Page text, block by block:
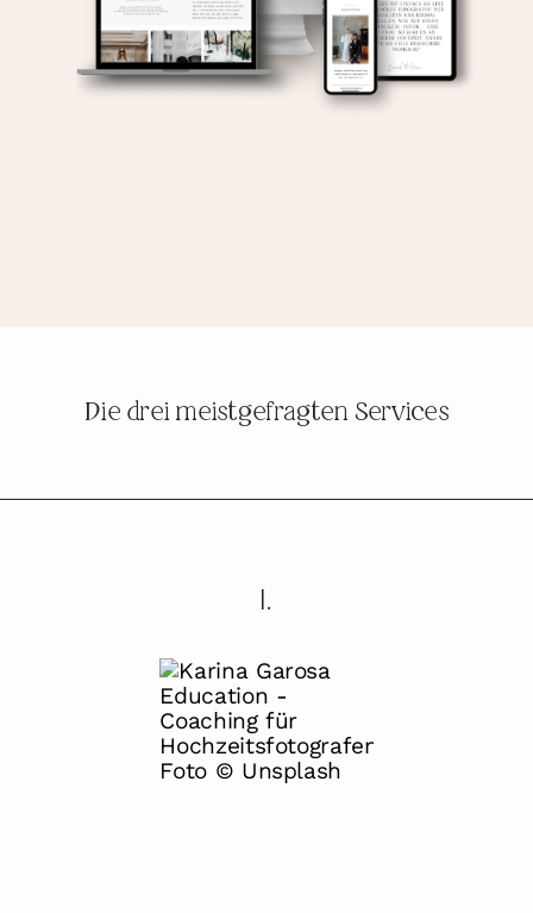
Die drei meistgefragten Services
I.